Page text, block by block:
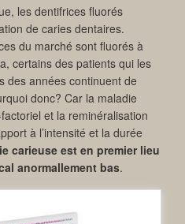
les dentifrices fluorés
de caries dentaires.
du marché sont fluorés à
certains des patients qui les
des années continuent de
donc? Car la maladie
et la reminéralisation
à l’intensité et la durée
carieuse est en premier lieu
anormallement bas.